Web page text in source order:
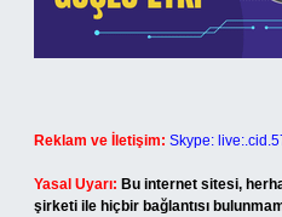
Reklam ve İletişim: Skype:
Yasal Uyarı: Bu internet sitesi,
şirketi ile hiçbir bağlantısı